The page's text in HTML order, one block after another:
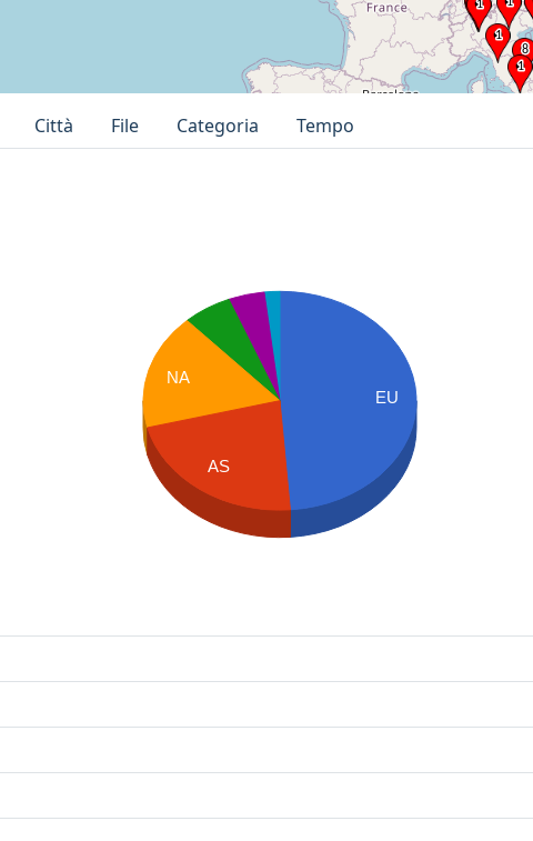
Città File Categoria
Tempo
EU
NA
AS